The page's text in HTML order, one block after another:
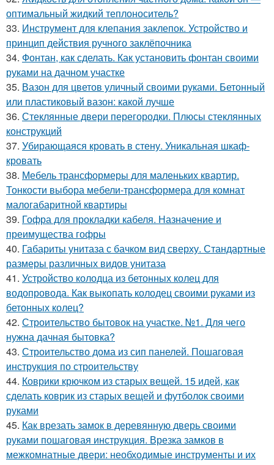
оптимальный жидкий теплоноситель?
33. Инструмент для клепания заклепок. Устройство и
принцип действия ручного заклёпочника
34. Фонтан, как сделать. Как установить фонтан своими
руками на дачном участке
35. Вазон для цветов уличный своими руками. Бетонный
или пластиковый вазон: какой лучше
36. Стеклянные двери перегородки. Плюсы стеклянных
конструкций
37. Убирающаяся кровать в стену. Уникальная шкаф-
кровать
38. Мебель трансформеры для маленьких квартир.
Тонкости выбора мебели-трансформера для комнат
малогабаритной квартиры
39. Гофра для прокладки кабеля. Назначение и
преимущества гофры
40. Габариты унитаза с бачком вид сверху. Стандартные
размеры различных видов унитаза
41. Устройство колодца из бетонных колец для
водопровода. Как выкопать колодец своими руками из
бетонных колец?
42. Строительство бытовок на участке. №1. Для чего
нужна дачная бытовка?
43. Строительство дома из сип панелей. Пошаговая
инструкция по строительству
44. Коврики крючком из старых вещей. 15 идей, как
сделать коврик из старых вещей и футболок своими
руками
45. Как врезать замок в деревянную дверь своими
руками пошаговая инструкция. Врезка замков в
межкомнатные двери: необходимые инструменты и их